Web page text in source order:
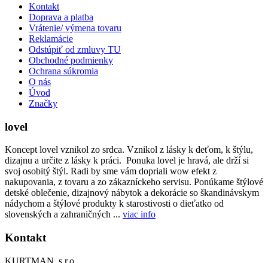
Kontakt
Doprava a platba
Vrátenie/ výmena tovaru
Reklamácie
Odstúpiť od zmluvy TU
Obchodné podmienky
Ochrana súkromia
O nás
Úvod
Značky
lovel
Koncept lovel vznikol zo srdca. Vznikol z lásky k deťom, k štýlu,
dizajnu a určite z lásky k práci. Ponuka lovel je hravá, ale drží si
svoj osobitý štýl. Radi by sme vám dopriali wow efekt z
nakupovania, z tovaru a zo zákazníckeho servisu. Ponúkame štýlové
detské oblečenie, dizajnový nábytok a dekorácie so škandinávskym
nádychom a štýlové produkty k starostivosti o dieťatko od
slovenských a zahraničných ... viac info
Kontakt
KURTMAN, s.r.o.